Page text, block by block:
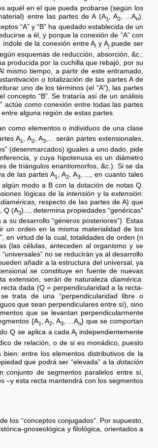
aquél en el que pueda probarse (según los
entre las partes de A (A1 , A2, ...An).
“A” y “B” ha quedado establecida de un
a él, y porque la conexión de “A” con
índole de la conexión entre Ai y Ajpuede ser
esquemas de reducción, absorción, &c.:
producida por la cuchilla que rebajó, por su
mismo tiempo, a partir de este entramado,
o totalización de las partes A de
uno de los términos (el “A”), las partes
concepto “B”. Se trataría así de un análisis
actúe como conexión entre todas las partes
alguna región de estas partes.
como elementos o individuos de una clase
A1 , A2, A3,... serán partes extensionales,
(desenmarcados) iguales a uno dado, pide
y cuya hipotenusa es un diámetro
de triángulos enantiomorfos, &c.). Si se da
de las partes A1 , A2, A3, ..., en cuanto tales
modo a B con la dotación de notas Q.
lógicas de laintensión y la extensión:
diaméricas,
respecto de las partes de A) que
Q (A3)..., determina propiedades “genéricas”
su desarrollo “géneros posteriores”). Estas
un orden en la misma materialidad de los
en virtud de la cual, totalidades de orden (n
(las células, anteceden al organismo y se
no se reducirán ya al desarrollo
añadir a la estructura del universal, ya
se constituye en fuente de nuevas
extensión, serán de naturaleza diamérica.
dada (Q = perpendicularidad a la recta-
trata de una “perpendicularidad libre o
que sean perpendiculares entre sí), sino
que se levantan perpendicularmente
{A1 , A2, A3, ...An} que se comportan
Q se aplica a cada Ai independientemente
de relación, o de si es monádico, puesto
entre los elementos distributivos de la
que podrá ser “elevada” a ladotación
conjunto de segmentos paralelos entre sí,
–y esta recta mantendrá con los segmentos
los “conceptos conjugados”. Por supuesto,
gnoseológica y filológica, orientados a